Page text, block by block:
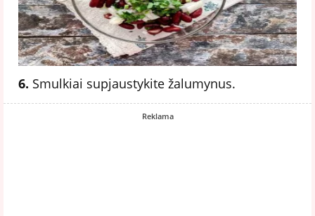
6. Smulkiai supjaustykite žalumynus.
Reklama